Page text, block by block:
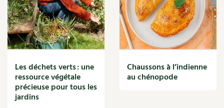
Matériaux
Maux
Méditerranéen
Menace
Mésange
Microflore
Migraine
Mode de culture
Montagne
Les déchets verts : une
ressource végétale
précieuse pour tous les
jardins
Chaussons à l’indienne
au chénopode